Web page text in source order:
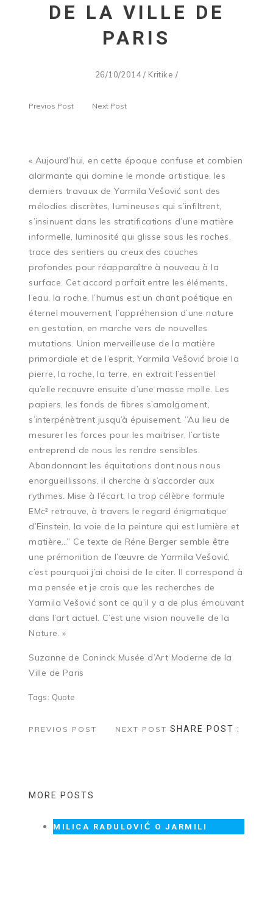
DE LA VILLE DE
PARIS
26/10/2014/ Kritike /
Previos Post Next Post
« Aujourd’hui, en cette époque confuse et combien
alarmante qui domine le monde artistique, les
derniers travaux de Yarmila Vešović sont des
mélodies discrètes, lumineuses qui s’infiltrent,
s’insinuent dans les stratifications d’une matière
informelle, luminosité qui glisse sous les roches,
trace des sentiers au creux des couches
profondes pour réapparaître à nouveau à la
surface. Cet accord parfait entre les éléments,
l’eau, la roche, l’humus est un chant poétique en
éternel mouvement, l’appréhension d’une nature
en gestation, en marche vers de nouvelles
mutations. Union merveilleuse de la matière
primordiale et de l’esprit, Yarmila Vešović broie la
pierre, la roche, la terre, en extrait l’essentiel
qu’elle recouvre ensuite d’une masse molle. Les
papiers, les fonds de fibres s’amalgament,
s’interpénètrent jusqu’à épuisement. ”Au lieu de
mesurer les forces pour les maitriser, l’artiste
entreprend de nous les rendre sensibles.
Abandonnant les équitations dont nous nous
enorgueillissons, il cherche à s’accorder aux
rythmes. Mise à l’écart, la trop célèbre formule
EMc² retrouve, à travers le regard énigmatique
d’Einstein, la voie de la peinture qui est lumière et
matière…” Ce texte de Réne Berger semble être
une prémonition de l’œuvre de Yarmila Vešović,
c’est pourquoi j’ai choisi de le citer. Il correspond à
ma pensée et je crois que les recherches de
Yarmila Vešović sont ce qu’il y a de plus émouvant
dans l’art actuel. C’est une vision nouvelle de la
Nature. »
Suzanne de Coninck Musée d’Art Moderne de la
Ville de Paris
Tags: Quote
PREVIOS POST NEXT POSTSHARE POST :
MORE POSTS
MILICA RADULOVIĆ O JARMILI